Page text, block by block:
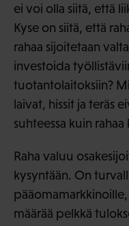
ei voi olla siitä, että
Kyse on siitä, että
rahaa sijoitetaan
investoida
tuotantolaitoksiin?
laivat, hissit ja teräs
suhteessa kuin
Raha valuu
kysyntään. On
määrää pelkkä